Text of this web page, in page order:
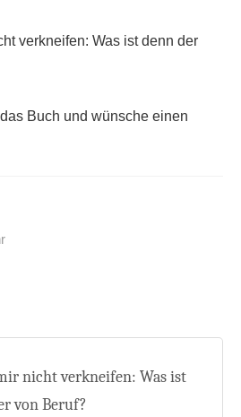
verkneifen: Was ist denn der
Buch und wünsche einen
nicht verkneifen: Was ist
von Beruf?